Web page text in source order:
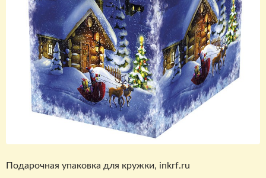
Подарочная упаковка для кружки, inkrf.ru